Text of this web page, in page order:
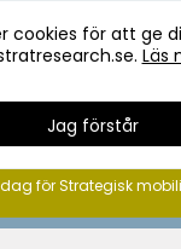
cookies för att ge
Läs
Jag förstår
för Strategisk